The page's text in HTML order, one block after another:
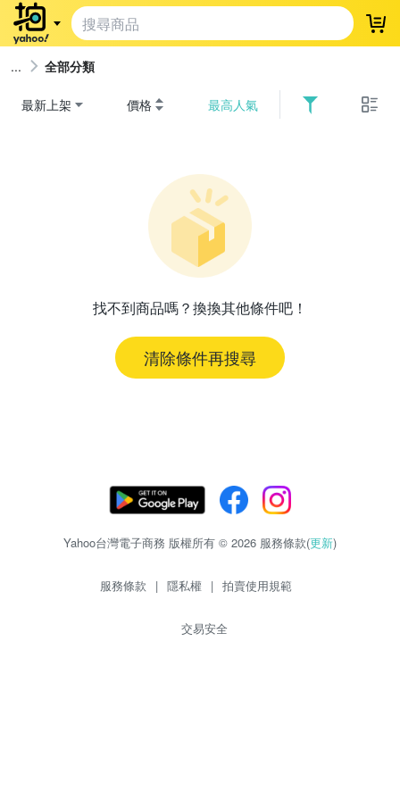
登
全部分類
最新上架 價格 最高人氣
找不到商品嗎？換換其他條件吧！
清除條件再搜尋
Yahoo台灣電子商務 版權所有 © 2026 服務條款(更新)
服務條款 | 隱私權 | 拍賣使用規範
交易安全